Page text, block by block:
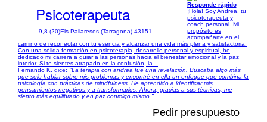
Psicoterapeuta
9,8 (20)Els Pallaresos (Tarragona) 43151
Responde rápido
¡Hola! Soy Andrea, tu
psicoterapeuta y
coach personal. Mi
propósito es
acompañarte en el
camino de reconectar con tu esencia y alcanzar una vida más plena y satisfactoria.
Con una sólida formación en psicoterapia, desarrollo personal y espiritual, he
dedicado mi carrera a guiar a las personas hacia el bienestar emocional y la paz
interior. Si te sientes atrapado en la confusión, la...
Fernando K. dice: "La terapia con andrea fue una revelación. Buscaba algo más
que solo hablar sobre mis problemas y encontré en ella un enfoque que combina la
psicología con prácticas de mindfulness. He aprendido a identificar mis
pensamientos negativos y a transformarlos. Ahora, gracias a sus técnicas, me
siento más equilibrado y en paz conmigo mismo."
Pedir presupuesto